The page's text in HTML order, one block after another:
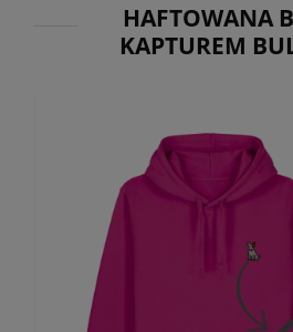
HAFTOWANA
KAPTUREM